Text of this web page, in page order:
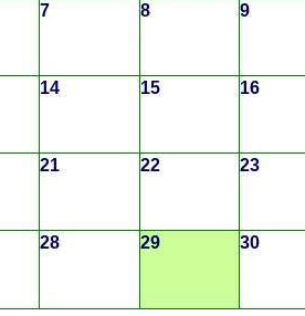
7 8 9
14 15 16
21 22 23
28 29 30